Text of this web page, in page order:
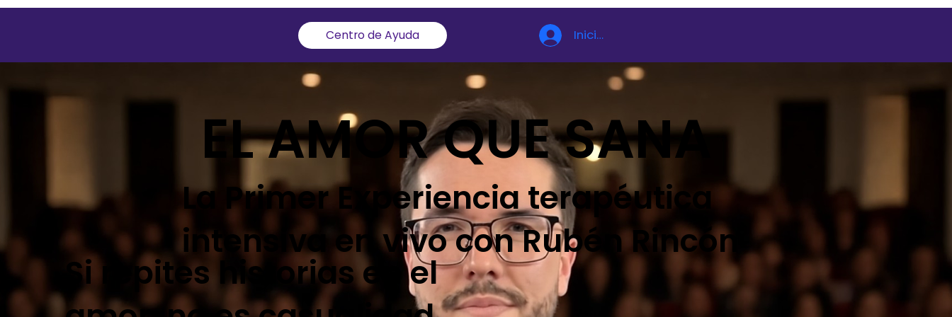
Iniciar sesión
Centro de Ayuda
Si repites historias en el
EL AMOR QUE SANA
La Primer Experiencia terapéutica
intensiva en vivo con Rubén Rincón